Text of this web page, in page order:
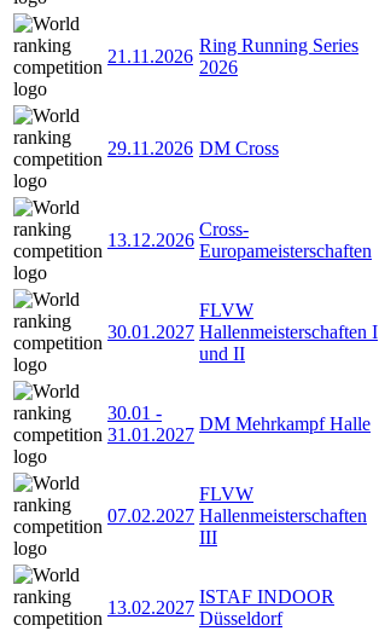
21.11.2026
Ring Running Series
2026
29.11.2026 DM Cross
13.12.2026
Cross-
Europameisterschaften
30.01.2027
FLVW
Hallenmeisterschaften I
und II
30.01 -
31.01.2027
DM Mehrkampf Halle
07.02.2027
FLVW
Hallenmeisterschaften
III
13.02.2027
ISTAF INDOOR
Düsseldorf